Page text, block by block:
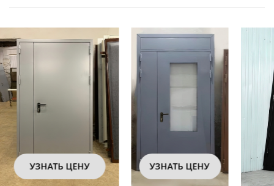
УЗНАТЬ ЦЕНУ УЗНАТЬ ЦЕНУ